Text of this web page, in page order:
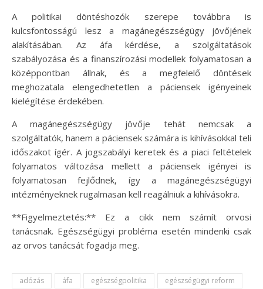
A politikai döntéshozók szerepe továbbra is
kulcsfontosságú lesz a magánegészségügy jövőjének
alakításában. Az áfa kérdése, a szolgáltatások
szabályozása és a finanszírozási modellek folyamatosan a
középpontban állnak, és a megfelelő döntések
meghozatala elengedhetetlen a páciensek igényeinek
kielégítése érdekében.
A magánegészségügy jövője tehát nemcsak a
szolgáltatók, hanem a páciensek számára is kihívásokkal teli
időszakot ígér. A jogszabályi keretek és a piaci feltételek
folyamatos változása mellett a páciensek igényei is
folyamatosan fejlődnek, így a magánegészségügyi
intézményeknek rugalmasan kell reagálniuk a kihívásokra.
**Figyelmeztetés:** Ez a cikk nem számít orvosi
tanácsnak. Egészségügyi probléma esetén mindenki csak
az orvos tanácsát fogadja meg.
adózás áfa egészségpolitika
egészségügyi reform